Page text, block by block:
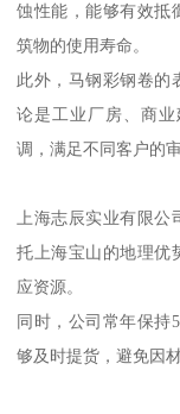
蚀性能，能够有效抵
筑物的使用寿命。
此外，马钢彩钢卷的
论是工业厂房、商
调，满足不同客户的
上海志辰实业有限公
托上海宝山的地理优
应资源。
同时，公司常年保持
够及时提货，避免因